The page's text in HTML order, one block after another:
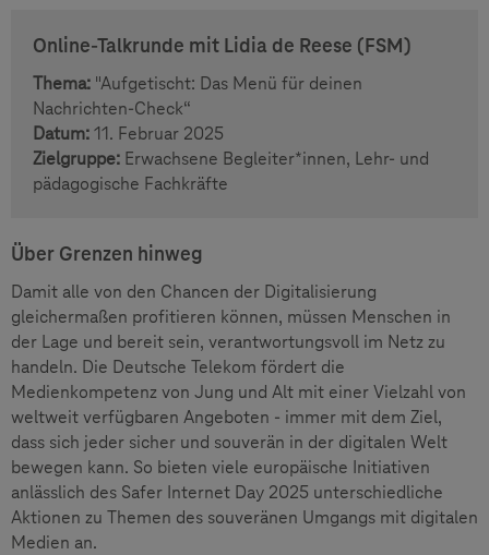
Online-Talkrunde mit Lidia de Reese (FSM)
Thema: "Aufgetischt: Das Menü für deinen
Nachrichten-Check“
Datum:11. Februar 2025
Zielgruppe: Erwachsene Begleiter*innen, Lehr- und
pädagogische Fachkräfte
Über Grenzen hinweg
Damit alle von den Chancen der Digitalisierung
gleichermaßen profitieren können, müssen Menschen in
der Lage und bereit sein, verantwortungsvoll im Netz zu
handeln. Die Deutsche Telekom fördert die
Medienkompetenz von Jung und Alt mit einer Vielzahl von
weltweit verfügbaren Angeboten - immer mit dem Ziel,
dass sich jeder sicher und souverän in der digitalen Welt
bewegen kann. So bieten viele europäische Initiativen
anlässlich des Safer Internet Day 2025 unterschiedliche
Aktionen zu Themen des souveränen Umgangs mit digitalen
Medien an.